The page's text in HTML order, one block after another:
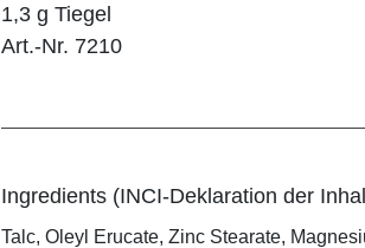
1,3 g Tiegel
Art.-Nr. 7210
Ingredients (INCI-Deklaration der
Talc, Oleyl Erucate, Zinc Stearate,